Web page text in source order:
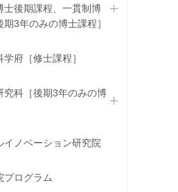
士後期課程、一貫制博
3年のみの博士課程］
府［修士課程］
究科［後期3年のみの博
イノベーション研究院
プログラム